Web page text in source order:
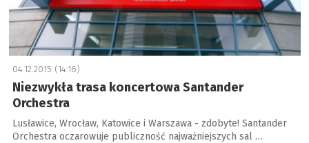
04.12.2015 (14:16)
Niezwykła trasa koncertowa Santander
Orchestra
Lusławice, Wrocław, Katowice i Warszawa - zdobyte! Santander
Orchestra oczarowuje publiczność najważniejszych sal …